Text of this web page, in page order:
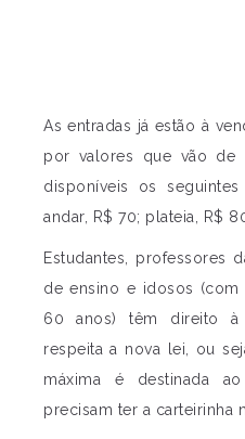
As entradas já estão à
por valores que vão de
disponíveis os
andar, R$ 70; plateia, R$
Estudantes, professores
de ensino e idosos
60 anos) têm direito à
respeita a nova lei, ou
máxima é destinada
precisam ter a carteirinha